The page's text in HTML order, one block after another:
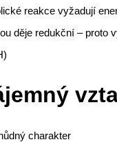
reakce vyžadují
děje redukční – proto
charakter